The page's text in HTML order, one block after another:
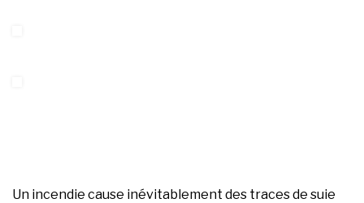
Un incendie cause inévitablement des traces de suie